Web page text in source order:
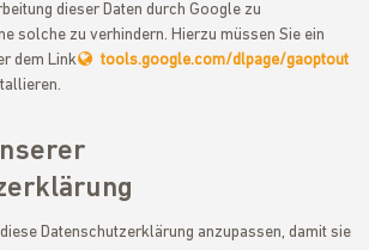
dieser Daten durch Google zu
solche zu verhindern. Hierzu müssen Sie ein
dem Link
tools.google.com/dlpage/gaoptout
Datenschutzerklärung anzupassen, damit sie